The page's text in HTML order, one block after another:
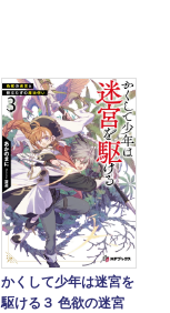
かくして少年は迷宮を
駆ける３ 色欲の迷宮